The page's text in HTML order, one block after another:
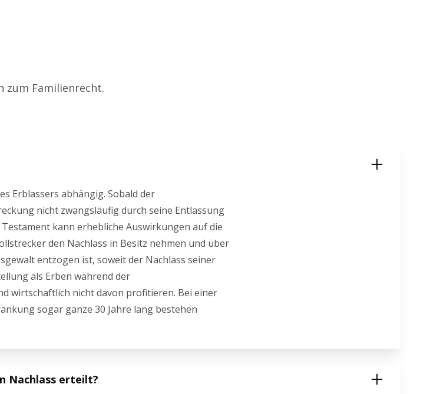
zum Familienrecht.
Erblassers abhängig. Sobald der
nicht zwangsläufig durch seine Entlassung
kann erhebliche Auswirkungen auf die
den Nachlass in Besitz nehmen und über
entzogen ist, soweit der Nachlass seiner
als Erben während der
wirtschaftlich nicht davon profitieren. Bei einer
sogar ganze 30 Jahre lang bestehen
Nachlass erteilt?